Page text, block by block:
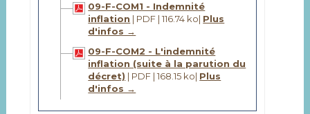
09-F-COM1 - Indemnité
inflation | PDF | 116.74 ko| Plus
d'infos →
09-F-COM2 - L'indemnité
inflation (suite à la parution du
décret) | PDF | 168.15 ko| Plus
d'infos →